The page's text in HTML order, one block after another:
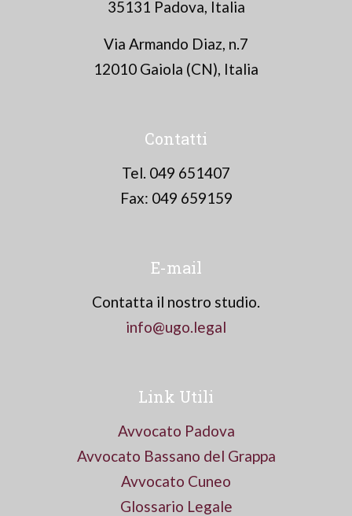
35131 Padova, Italia
Via Armando Diaz, n.7
12010 Gaiola (CN), Italia
Contatti
Tel. 049 651407
Fax: 049 659159
E-mail
Contatta il nostro studio.
info@ugo.legal
Link Utili
Avvocato Padova
Avvocato Bassano del Grappa
Avvocato Cuneo
Glossario Legale